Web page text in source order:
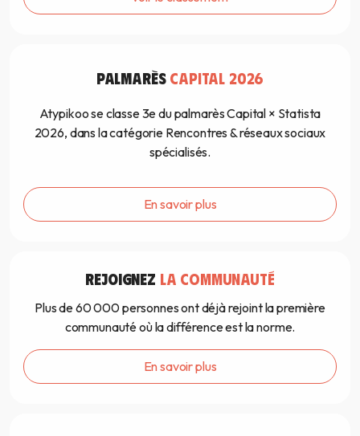
PALMARÈS CAPITAL 2026
Atypikoo se classe 3e du palmarès Capital × Statista
2026, dans la catégorie Rencontres & réseaux sociaux
spécialisés.
En savoir plus
REJOIGNEZ LA COMMUNAUTÉ
Plus de 60 000 personnes ont déjà rejoint la première
communauté où la différence est la norme.
En savoir plus